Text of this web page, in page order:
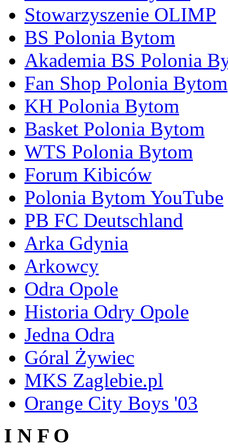
Stowarzyszenie OLIMP
BS Polonia Bytom
Akademia BS Polonia
Fan Shop Polonia Bytom
KH Polonia Bytom
Basket Polonia Bytom
WTS Polonia Bytom
Forum Kibiców
Polonia Bytom YouTube
PB FC Deutschland
Arka Gdynia
Arkowcy
Odra Opole
Historia Odry Opole
Jedna Odra
Góral Żywiec
MKS Zaglebie.pl
Orange City Boys '03
I N F O